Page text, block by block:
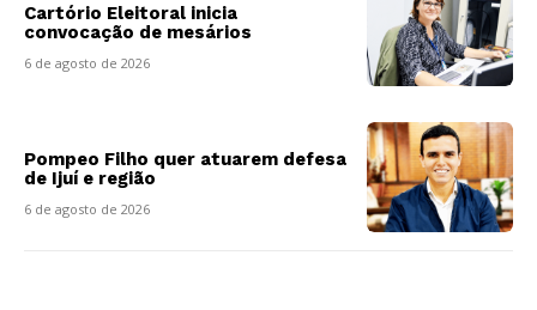
Cartório Eleitoral inicia
convocação de mesários
6 de agosto de 2026
Pompeo Filho quer atuarem defesa
de Ijuí e região
6 de agosto de 2026